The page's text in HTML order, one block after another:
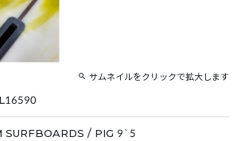
サムネイルをクリックで拡大します
SURFBOARDS / PIG 9`5